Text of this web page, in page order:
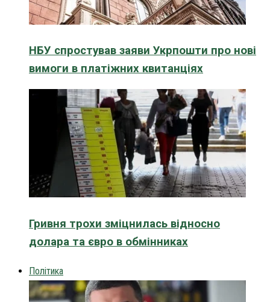
НБУ спростував заяви Укрпошти про нові
вимоги в платіжних квитанціях
Гривня трохи зміцнилась відносно
долара та євро в обмінниках
Політика